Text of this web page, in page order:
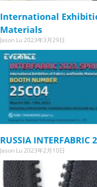
International
Materials
Jason Lu2023年3月29日
RUSSIA INTERFABRIC
Jason Lu2023年2月10日